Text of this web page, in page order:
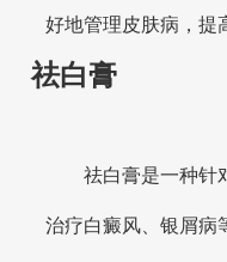
好地管理皮肤病，提
祛白膏
祛白膏是一种针对
治疗白癜风、银屑病